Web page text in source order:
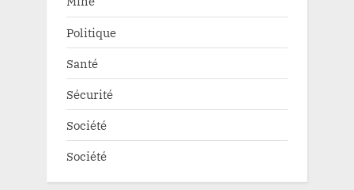
Politique
Santé
Sécurité
Société
Société